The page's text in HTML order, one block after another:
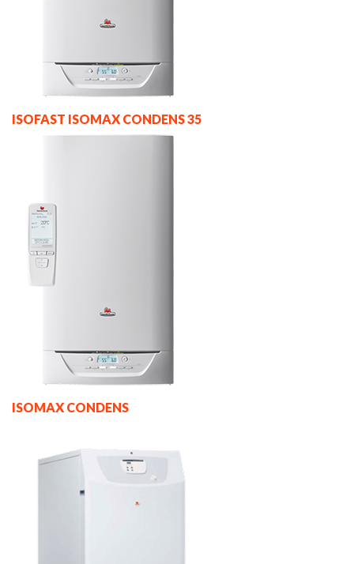
ISOFAST ISOMAX CONDENS 35
ISOMAX CONDENS